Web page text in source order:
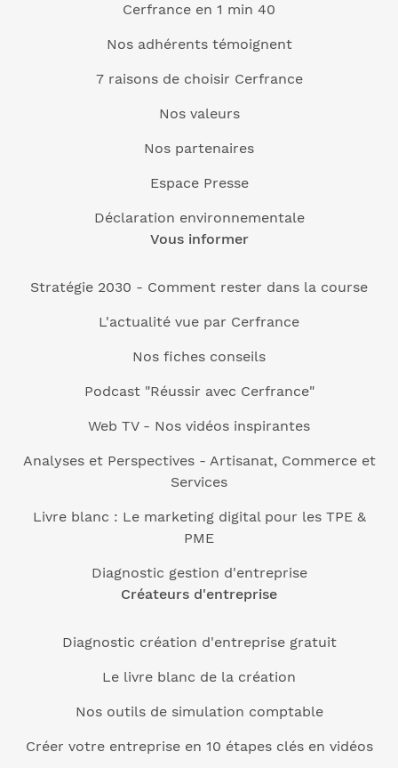
Cerfrance en 1 min 40
Nos adhérents témoignent
7 raisons de choisir Cerfrance
Nos valeurs
Nos partenaires
Espace Presse
Déclaration environnementale
Vous informer
Stratégie 2030 - Comment rester dans la course
L'actualité vue par Cerfrance
Nos fiches conseils
Podcast "Réussir avec Cerfrance"
Web TV - Nos vidéos inspirantes
Analyses et Perspectives - Artisanat, Commerce et
Services
Livre blanc : Le marketing digital pour les TPE &
PME
Diagnostic gestion d'entreprise
Créateurs d'entreprise
Diagnostic création d'entreprise gratuit
Le livre blanc de la création
Nos outils de simulation comptable
Créer votre entreprise en 10 étapes clés en vidéos